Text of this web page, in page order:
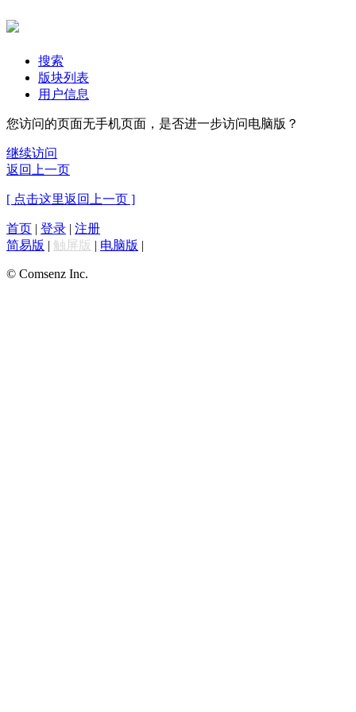
搜索
版块列表
用户信息
您访问的页面无手机页面，是否进一步访问电脑版？
继续访问
返回上一页
[ 点击这里返回上一页 ]
首页 | 登录 | 注册
简易版 | 触屏版 | 电脑版 |
© Comsenz Inc.